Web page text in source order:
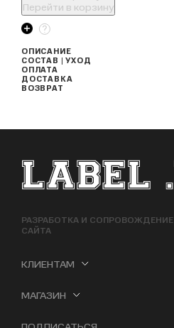
Перейти в корзину
ОПИСАНИЕ
СОСТАВ | УХОД
ОПЛАТА
ДОСТАВКА
ВОЗВРАТ
ФУТЕР САЙТА
РАЗРАБОТКА И СОПРОВОЖДЕНИЕ
САЙТА
КЛИЕНТАМ
МАГАЗИН